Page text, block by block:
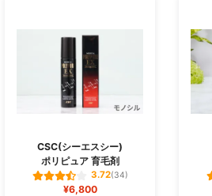
CSC(シーエスシー)
ポリピュア 育毛剤
3.72(34)
¥6,800